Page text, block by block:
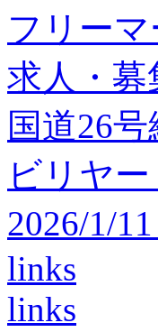
フリー
求人・募
国道26号
ビリヤ
2026/1/
links
links